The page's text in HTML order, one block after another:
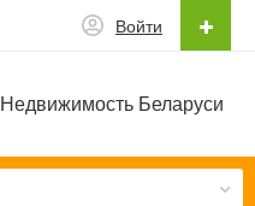
Недвижимость Беларуси
Войти